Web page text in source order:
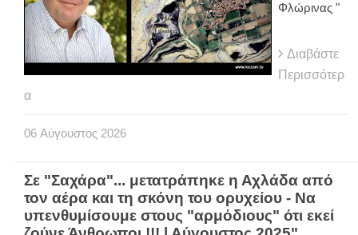
Φλώρινας "
Διαβάστε
Περισσότερ
α
06 Αύγουστος 2026
Σε "Σαχάρα"... μετατράπηκε η Αχλάδα από
τον αέρα και τη σκόνη του ορυχείου - Να
υπενθυμίσουμε στους "αρμόδιους" ότι εκεί